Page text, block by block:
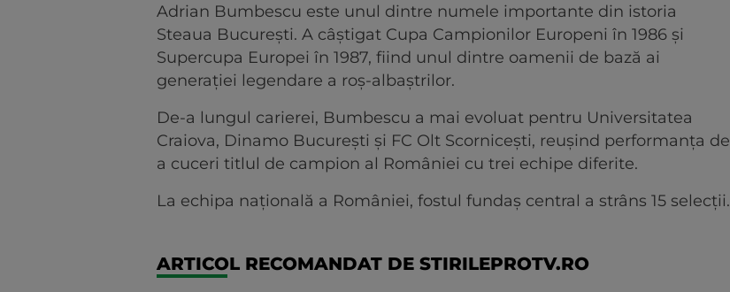
Adrian Bumbescu este unul dintre numele importante din istoria
Steaua București. A câștigat Cupa Campionilor Europeni în 1986 și
Supercupa Europei în 1987, fiind unul dintre oamenii de bază ai
generației legendare a roș-albaștrilor.
De-a lungul carierei, Bumbescu a mai evoluat pentru Universitatea
Craiova, Dinamo București și FC Olt Scornicești, reușind performanța de
a cuceri titlul de campion al României cu trei echipe diferite.
La echipa națională a României, fostul fundaș central a strâns 15 selecții.
ARTICOL RECOMANDAT DE STIRILEPROTV.RO